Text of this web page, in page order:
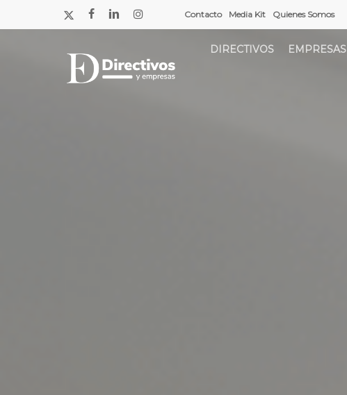
a
x-
facebooklinkedininstagram Contacto Media Kit Quienes Somos
DIRECTIVOS EMPRESAS